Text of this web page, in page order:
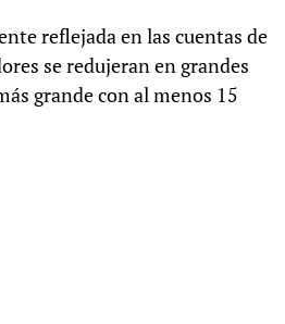
reflejada en las cuentas de
se redujeran en grandes
grande con al menos 15